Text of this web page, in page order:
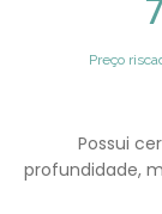
Preço
Possui
profundidade,